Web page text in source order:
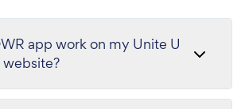
app work on my Unite U